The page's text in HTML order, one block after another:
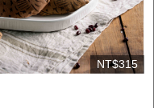
NT$315